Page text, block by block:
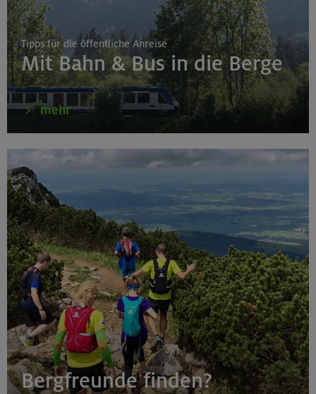
Tipps für die öffentliche Anreise
Mit Bahn & Bus in die Berge
mehr
Bergfreunde finden?